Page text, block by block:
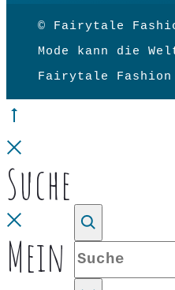
© Fairytale
Mode kann die
Fairytale Fashion
top
Suche
Suche
Mein Konto